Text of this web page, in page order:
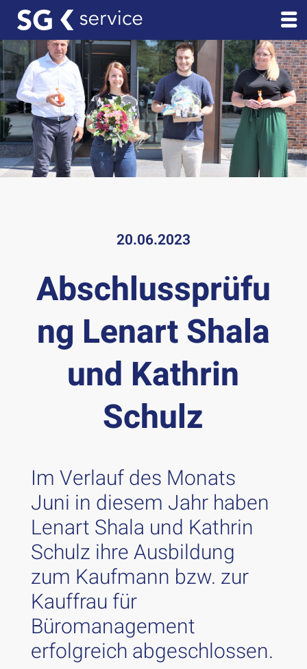
20.06.2023
Abschlussprüfu
ng Lenart Shala
und Kathrin
Schulz
Im Verlauf des Monats
Juni in diesem Jahr haben
Lenart Shala und Kathrin
Schulz ihre Ausbildung
zum Kaufmann bzw. zur
Kauffrau für
Büromanagement
erfolgreich abgeschlossen.